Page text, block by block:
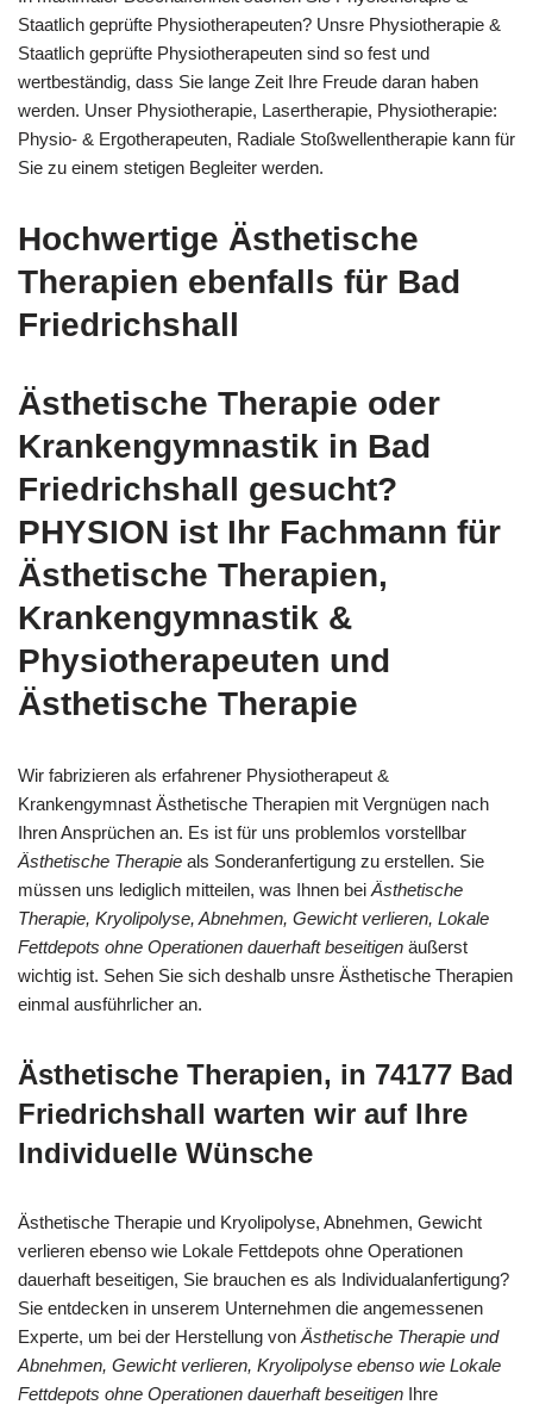
Staatlich geprüfte Physiotherapeuten? Unsre Physiotherapie &
Staatlich geprüfte Physiotherapeuten sind so fest und
wertbeständig, dass Sie lange Zeit Ihre Freude daran haben
werden. Unser Physiotherapie, Lasertherapie, Physiotherapie:
Physio- & Ergotherapeuten, Radiale Stoßwellentherapie kann für
Sie zu einem stetigen Begleiter werden.
Hochwertige Ästhetische
Therapien ebenfalls für Bad
Friedrichshall
Ästhetische Therapie oder
Krankengymnastik in Bad
Friedrichshall gesucht?
PHYSION ist Ihr Fachmann für
Ästhetische Therapien,
Krankengymnastik &
Physiotherapeuten und
Ästhetische Therapie
Wir fabrizieren als erfahrener Physiotherapeut &
Krankengymnast Ästhetische Therapien mit Vergnügen nach
Ihren Ansprüchen an. Es ist für uns problemlos vorstellbar
Ästhetische Therapie als Sonderanfertigung zu erstellen. Sie
müssen uns lediglich mitteilen, was Ihnen bei Ästhetische
Therapie, Kryolipolyse, Abnehmen, Gewicht verlieren, Lokale
Fettdepots ohne Operationen dauerhaft beseitigen äußerst
wichtig ist. Sehen Sie sich deshalb unsre Ästhetische Therapien
einmal ausführlicher an.
Ästhetische Therapien, in 74177 Bad
Friedrichshall warten wir auf Ihre
Individuelle Wünsche
Ästhetische Therapie und Kryolipolyse, Abnehmen, Gewicht
verlieren ebenso wie Lokale Fettdepots ohne Operationen
dauerhaft beseitigen, Sie brauchen es als Individualanfertigung?
Sie entdecken in unserem Unternehmen die angemessenen
Experte, um bei der Herstellung von Ästhetische Therapie und
Abnehmen, Gewicht verlieren, Kryolipolyse ebenso wie Lokale
Fettdepots ohne Operationen dauerhaft beseitigen Ihre